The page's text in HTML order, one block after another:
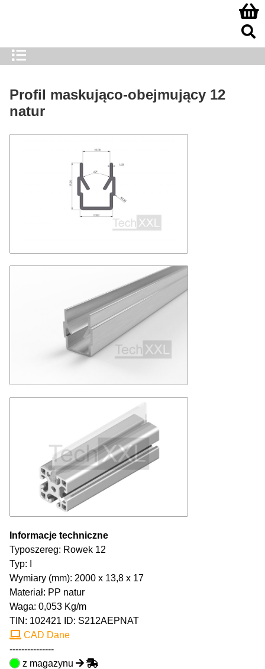
Profil maskująco-obejmujący 12
natur
Informacje techniczne
Typoszereg: Rowek 12
Typ: I
Wymiary (mm): 2000 x 13,8 x 17
Materiał: PP natur
Waga: 0,053 Kg/m
TIN: 102421 ID: S212AEPNAT
CAD Dane
---------------
z magazynu